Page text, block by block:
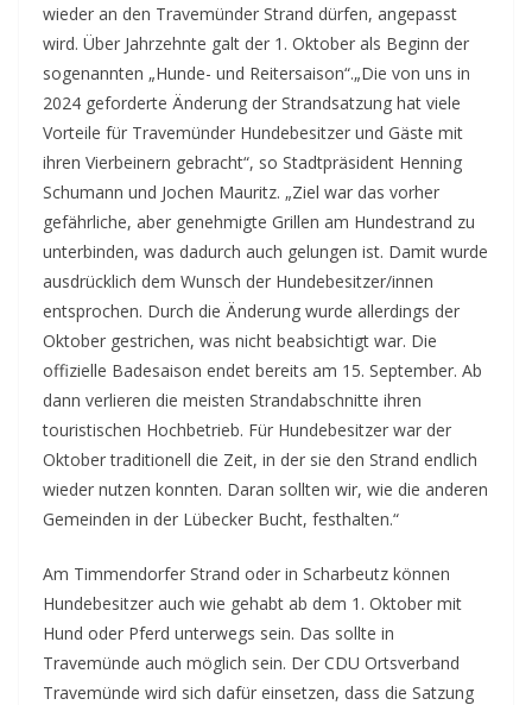
wieder an den Travemünder Strand dürfen, angepasst
wird. Über Jahrzehnte galt der 1. Oktober als Beginn der
sogenannten „Hunde- und Reitersaison“.„Die von uns in
2024 geforderte Änderung der Strandsatzung hat viele
Vorteile für Travemünder Hundebesitzer und Gäste mit
ihren Vierbeinern gebracht“, so Stadtpräsident Henning
Schumann und Jochen Mauritz. „Ziel war das vorher
gefährliche, aber genehmigte Grillen am Hundestrand zu
unterbinden, was dadurch auch gelungen ist. Damit wurde
ausdrücklich dem Wunsch der Hundebesitzer/innen
entsprochen. Durch die Änderung wurde allerdings der
Oktober gestrichen, was nicht beabsichtigt war. Die
offizielle Badesaison endet bereits am 15. September. Ab
dann verlieren die meisten Strandabschnitte ihren
touristischen Hochbetrieb. Für Hundebesitzer war der
Oktober traditionell die Zeit, in der sie den Strand endlich
wieder nutzen konnten. Daran sollten wir, wie die anderen
Gemeinden in der Lübecker Bucht, festhalten.“
Am Timmendorfer Strand oder in Scharbeutz können
Hundebesitzer auch wie gehabt ab dem 1. Oktober mit
Hund oder Pferd unterwegs sein. Das sollte in
Travemünde auch möglich sein. Der CDU Ortsverband
Travemünde wird sich dafür einsetzen, dass die Satzung